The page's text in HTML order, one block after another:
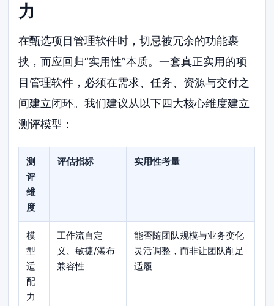
力
在甄选项目管理软件时，切忌被冗余的功能裹
挟，而应回归“实用性”本质。一套真正实用的项
目管理软件，必须在需求、任务、资源与交付之
间建立闭环。我们建议从以下四大核心维度建立
测评模型：
测
评
维
度
评估指标 实用性考量
模
型
适
配
力
工作流自定
义、敏捷/瀑布
兼容性
能否随团队规模与业务变化
灵活调整，而非让团队削足
适履